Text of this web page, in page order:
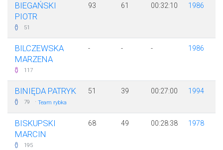
BIEGAŃSKI
PIOTR
51
93 61 00:32:10 1986
BILCZEWSKA
MARZENA
117
- - - 1986
BINIĘDA PATRYK
79 · Team rybka
51 39 00:27:00 1994
BISKUPSKI
MARCIN
195
68 49 00:28:38 1978